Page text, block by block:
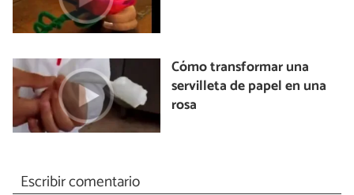
Cómo transformar una
servilleta de papel en una
rosa
Escribir comentario